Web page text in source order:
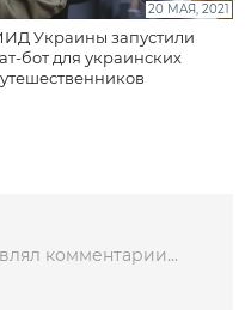
20 МАЯ, 2021
Украины запустили
бот для украинских
комментарии...